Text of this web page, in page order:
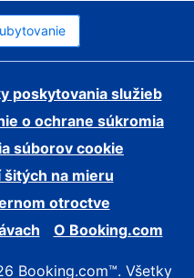
poskytovania služieb
o ochrane súkromia
súborov cookie
šitých na mieru
otroctve
O Booking.com
Booking.com™. Všetky